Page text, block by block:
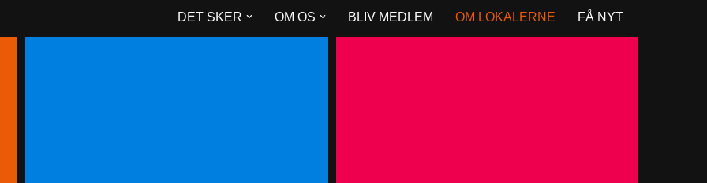
DET SKER OM OS BLIV MEDLEM OM LOKALERNE FÅ NYT